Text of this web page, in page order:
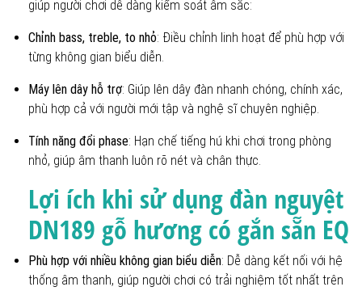
giúp người chơi dễ dàng kiểm soát âm sắc:
Chỉnh bass, treble, to nhỏ: Điều chỉnh linh hoạt để phù hợp với
từng không gian biểu diễn.
Máy lên dây hỗ trợ: Giúp lên dây đàn nhanh chóng, chính xác,
phù hợp cả với người mới tập và nghệ sĩ chuyên nghiệp.
Tính năng đổi phase: Hạn chế tiếng hú khi chơi trong phòng
nhỏ, giúp âm thanh luôn rõ nét và chân thực.
Lợi ích khi sử dụng đàn nguyệt
DN189 gỗ hương có gắn sẵn EQ
Phù hợp với nhiều không gian biểu diễn: Dễ dàng kết nối với hệ
thống âm thanh, giúp người chơi có trải nghiệm tốt nhất trên